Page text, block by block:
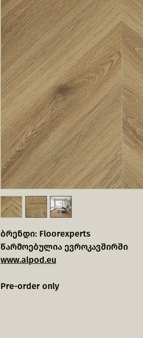
ბრენდი: Floorexperts
წარმოებულია ევროკავშირში
www.alpod.eu
Pre-order only